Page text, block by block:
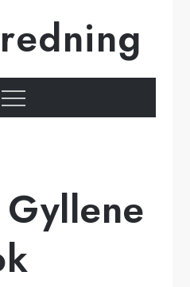
Meny
Gyllene